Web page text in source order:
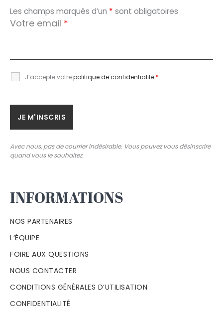
Les champs marqués d’un * sont obligatoires
Votre email *
J’accepte votrepolitique de confidentialité *
Avec nous, pas de courrier indésirable. Vous pouvez vous désinscrire
quand vous le souhaitez.
INFORMATIONS
NOS PARTENAIRES
L’ÉQUIPE
FOIRE AUX QUESTIONS
NOUS CONTACTER
CONDITIONS GÉNÉRALES D’UTILISATION
CONFIDENTIALITÉ